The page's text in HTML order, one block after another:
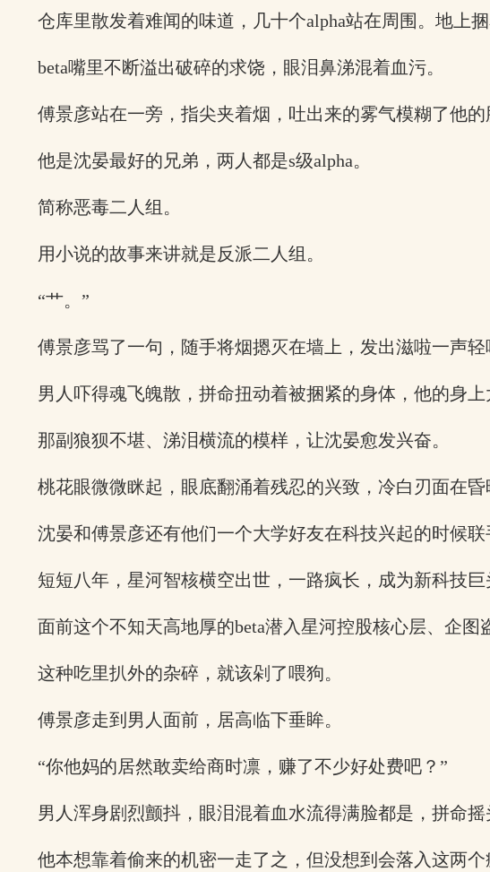
仓库里散发着难闻的味道，几十个alpha站在周围。地上捆
beta嘴里不断溢出破碎的求饶，眼泪鼻涕混着血污。
傅景彦站在一旁，指尖夹着烟，吐出来的雾气模糊了他的
他是沈晏最好的兄弟，两人都是s级alpha。
简称恶毒二人组。
用小说的故事来讲就是反派二人组。
“艹。”
傅景彦骂了一句，随手将烟摁灭在墙上，发出滋啦一声
男人吓得魂飞魄散，拼命扭动着被捆紧的身体，他的身
那副狼狈不堪、涕泪横流的模样，让沈晏愈发兴奋。
桃花眼微微眯起，眼底翻涌着残忍的兴致，冷白刃面在昏
沈晏和傅景彦还有他们一个大学好友在科技兴起的时候
短短八年，星河智核横空出世，一路疯长，成为新科技巨
面前这个不知天高地厚的beta潜入星河控股核心层、企图
这种吃里扒外的杂碎，就该剁了喂狗。
傅景彦走到男人面前，居高临下垂眸。
“你他妈的居然敢卖给商时凛，赚了不少好处费吧？”
男人浑身剧烈颤抖，眼泪混着血水流得满脸都是，拼命
他本想靠着偷来的机密一走了之，但没想到会落入这两个